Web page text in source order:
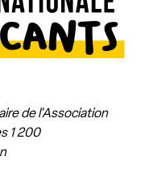
de l'Association
1 200